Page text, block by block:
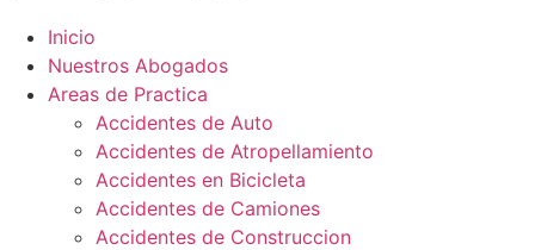
Inicio
Nuestros Abogados
Areas de Practica
Accidentes de Auto
Accidentes de Atropellamiento
Accidentes en Bicicleta
Accidentes de Camiones
Accidentes de Construccion